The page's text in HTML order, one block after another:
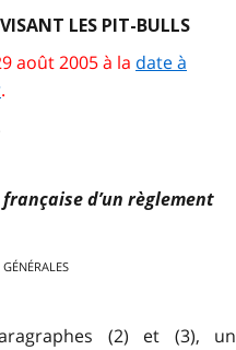
LES PIT-BULLS
août 2005 à la date à
.
d’un règlement
(2) et (3), un